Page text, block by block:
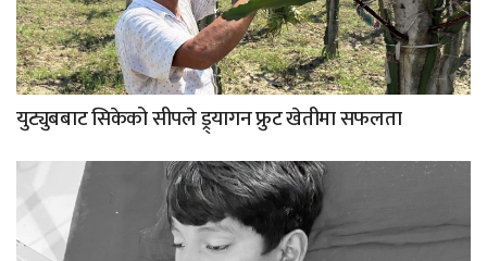
युट्युबबाट सिकेको सीपले ड्र्यागन फ्रुट खेतीमा सफलता